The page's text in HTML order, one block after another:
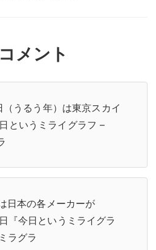
メント
うるう年）は東京スカイ
というミライグラフ –
日本の各メーカーが
『今日というミライグラ
ラグラ